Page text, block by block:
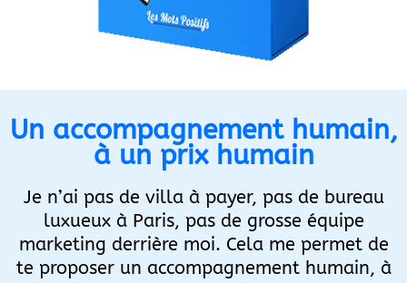
Un accompagnement humain,
à un prix humain
Je n’ai pas de villa à payer, pas de bureau
luxueux à Paris, pas de grosse équipe
marketing derrière moi. Cela me permet de
te proposer un accompagnement humain, à